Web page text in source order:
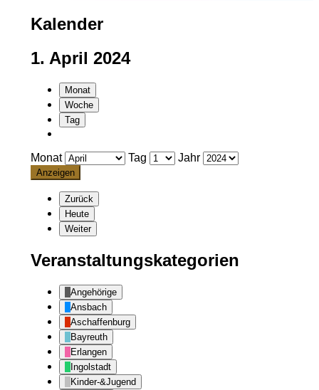
Kalender
1. April 2024
Monat
Woche
Tag
Monat Tag Jahr
Zurück
Heute
Weiter
Veranstaltungskategorien
Angehörige
Ansbach
Aschaffenburg
Bayreuth
Erlangen
Ingolstadt
Kinder-&Jugend